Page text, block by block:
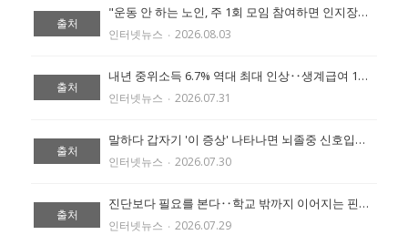
출처
"운동 안 하는 노인, 주 1회 모임 참여하면 인지장애 위험 절반 낮아" (출처:에이블 뉴스)
인터넷뉴스 ‧ 2026.08.03
출처
내년 중위소득 6.7% 역대 최대 인상‥생계급여 1인가구 87만원 (출처:에이블 뉴스)
인터넷뉴스 ‧ 2026.07.31
출처
말하다 갑자기 '이 증상' 나타나면 뇌졸중 신호입니다 (출처:에이블 뉴스)
인터넷뉴스 ‧ 2026.07.30
출처
진단보다 필요를 본다‥학교 밖까지 이어지는 핀란드 통합교육 (출처:에이블 뉴스)
인터넷뉴스 ‧ 2026.07.29